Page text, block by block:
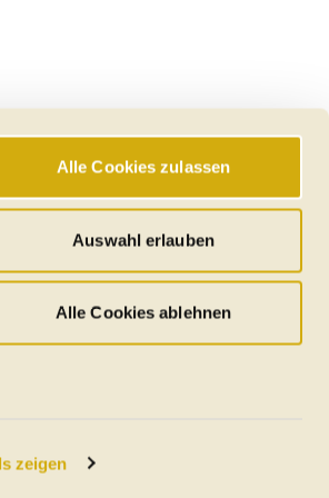
zeigen
Alle Cookies zulassen
Auswahl erlauben
Alle Cookies ablehnen